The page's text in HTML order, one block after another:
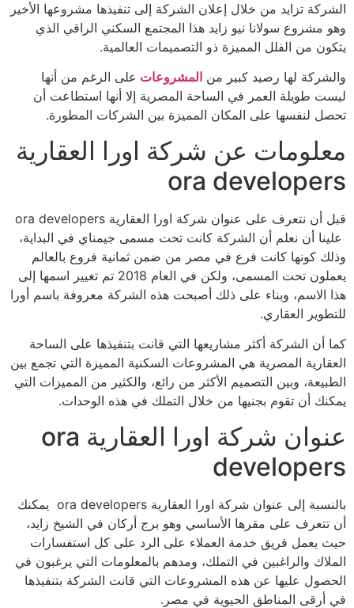
الشركة تزايد من خلال إعلان الشركة إلى تنفيذها مشروعها الأخير
وهو مشروع سولانا نيو زايد هذا المجتمع السكني الراقي الذي
يتكون من الفلل المميزة ذو التصميمات العالمية.
والشركة لها رصيد كبير من المشروعات على الرغم من أنها
ليست طويلة العمر في الساحة المصرية إلا أنها استطاعت أن
تحصل لنفسها على المكان المميزة بين الشركات المطورة.
معلومات عن شركة اورا العقارية
ora developers
قبل أن نتعرف على عنوان شركة اورا العقارية ora developers
علينا أن نعلم أن الشركة كانت تحت مسمى جيمناي في البداية،
وذلك كونها كانت فرع في مصر من ضمن ثمانية فروع بالعالم
يعملون تحت المسمى، ولكن في العام 2018 تم تغيير اسمها إلى
هذا الاسم، وبناء على ذلك أصبحت هذه الشركة معروفة باسم أورا
للتطوير العقاري.
كما أن الشركة أكثر مشاريعها التي قانت بتنفيذها على الساحة
العقارية المصرية هي المشروعات السكنية المميزة التي تجمع بين
الطبيعة، وبين التصميم الأكثر من رائع، والكثير من المميزات التي
يمكنك أن تقوم بجنيها من خلال التملك في هذه الوحدات.
عنوان شركة اورا العقارية ora
developers
بالنسبة إلى عنوان شركة اورا العقارية ora developers يمكنك
أن تتعرف على مقرها الأساسي وهو برج أركان في الشيخ زايد،
حيث يعمل فريق خدمة العملاء على الرد على كل استفسارات
الملاك والراغبين في التملك، ومدهم بالمعلومات التي يرغبون في
الحصول عليها عن هذه المشروعات التي قانت الشركة بتنفيذها
في أرقى المناطق الحيوية في مصر.